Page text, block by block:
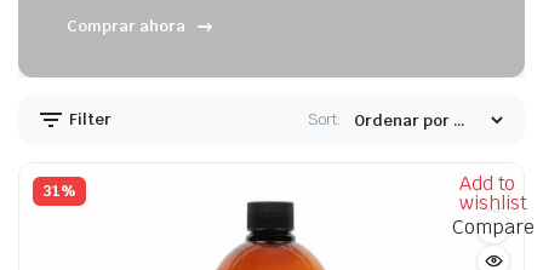
Comprar ahora
Filter Sort:
31% Add to
wishlist
Compare